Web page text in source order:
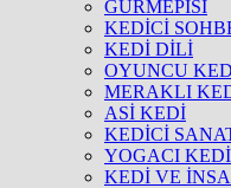
GURMEPİSİ
KEDİCİ
KEDİ DİLİ
OYUNCU
MERAKLI
ASİ KEDİ
KEDİCİ
YOGACI KEDİ
KEDİ VE